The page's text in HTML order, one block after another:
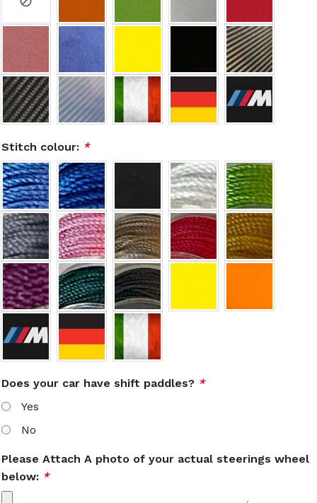
Stitch colour: *
Does your car have shift paddles? *
Yes
No
Please Attach A photo of your actual steerings wheel
below: *